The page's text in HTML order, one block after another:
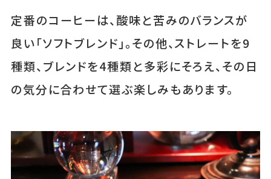
定番のコーヒーは、酸味と苦みのバランスが
良い「ソフトブレンド」。その他、ストレートを9
種類、ブレンドを4種類と多彩にそろえ、その日
の気分に合わせて選ぶ楽しみもあります。